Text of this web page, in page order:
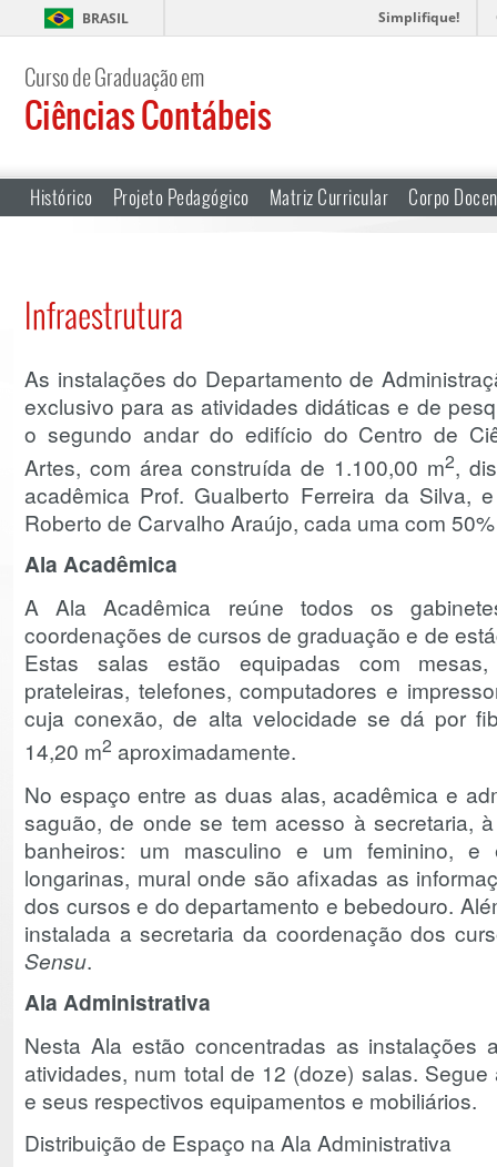
BRASIL Simplifique!
Curso de Graduação em
Ciências Contábeis
Histórico Projeto Pedagógico Matriz Curricular Corpo
Infraestrutura
As instalações do Departamento de
exclusivo para as atividades didáticas e de
o segundo andar do edifício do Centro de
Artes, com área construída de 1.100,00 m2,
acadêmica Prof. Gualberto Ferreira da Silva,
Roberto de Carvalho Araújo, cada uma com
Ala Acadêmica
A Ala Acadêmica reúne todos os
coordenações de cursos de graduação e de
Estas salas estão equipadas com
prateleiras, telefones, computadores e
cuja conexão, de alta velocidade se dá por
14,20 m2 aproximadamente.
No espaço entre as duas alas, acadêmica e
saguão, de onde se tem acesso à secretaria,
banheiros: um masculino e um feminino, e
longarinas, mural onde são afixadas as
dos cursos e do departamento e bebedouro.
instalada a secretaria da coordenação dos
Sensu.
Ala Administrativa
Nesta Ala estão concentradas as instalações
atividades, num total de 12 (doze) salas.
e seus respectivos equipamentos e mobiliários.
Distribuição de Espaço na Ala Administrativa